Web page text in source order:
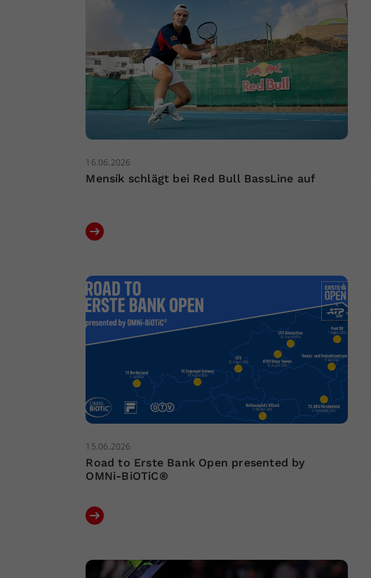
16.06.2026
Mensík schlägt bei Red Bull BassLine auf
15.06.2026
Road to Erste Bank Open presented by
OMNi-BiOTiC®